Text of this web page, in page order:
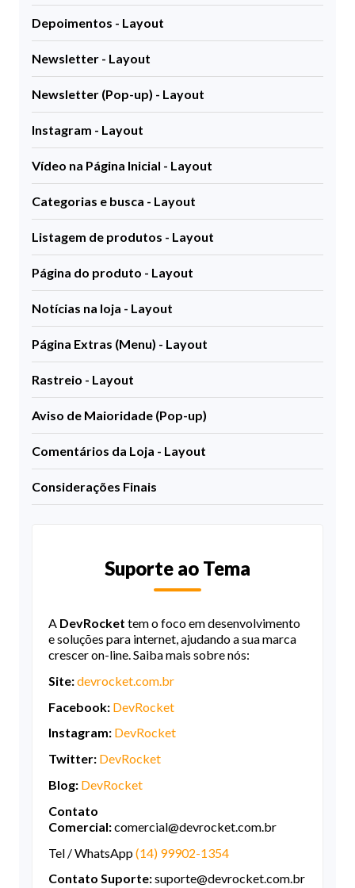
Depoimentos - Layout
Newsletter - Layout
Newsletter (Pop-up) - Layout
Instagram - Layout
Vídeo na Página Inicial - Layout
Categorias e busca - Layout
Listagem de produtos - Layout
Página do produto - Layout
Notícias na loja - Layout
Página Extras (Menu) - Layout
Rastreio - Layout
Aviso de Maioridade (Pop-up)
Comentários da Loja - Layout
Considerações Finais
Suporte ao Tema
A DevRocket tem o foco em desenvolvimento
e soluções para internet, ajudando a sua marca
crescer on-line. Saiba mais sobre nós:
Site:devrocket.com.br
Facebook: DevRocket
Instagram: DevRocket
Twitter: DevRocket
Blog: DevRocket
Contato
Comercial:comercial@devrocket.com.br
Tel / WhatsApp(14) 99902-1354
Contato Suporte:suporte@devrocket.com.br